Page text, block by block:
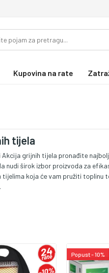
Kupovina na rate
tijela
grijnih tijela pronađite
nudi širok izbor proizvoda za
tijelima koja će vam pružiti toplinu
Popust - 10%